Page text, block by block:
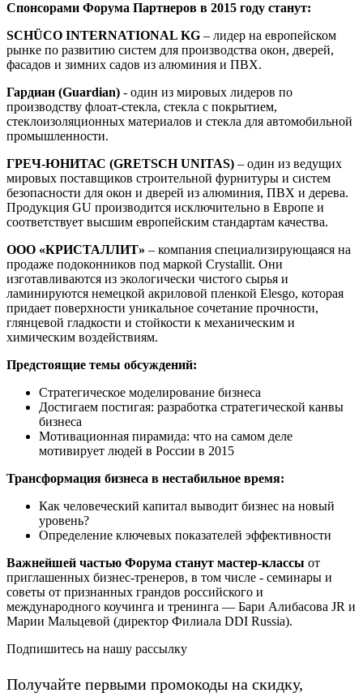
Спонсорами Форума Партнеров в 2015 году станут:
SCHÜCO INTERNATIONAL KG – лидер на европейском
рынке по развитию систем для производства окон, дверей,
фасадов и зимних садов из алюминия и ПВХ.
Гардиан (Guardian) - один из мировых лидеров по
производству флоат-стекла, стекла с покрытием,
стеклоизоляционных материалов и стекла для автомобильной
промышленности.
ГРЕЧ-ЮНИТАС (GRETSCH UNITAS) – один из ведущих
мировых поставщиков строительной фурнитуры и систем
безопасности для окон и дверей из алюминия, ПВХ и дерева.
Продукция GU производится исключительно в Европе и
соответствует высшим европейским стандартам качества.
ООО «КРИСТАЛЛИТ» – компания специализирующаяся на
продаже подоконников под маркой Crystallit. Они
изготавливаются из экологически чистого сырья и
ламинируются немецкой акриловой пленкой Elesgo, которая
придает поверхности уникальное сочетание прочности,
глянцевой гладкости и стойкости к механическим и
химическим воздействиям.
Предстоящие темы обсуждений:
Стратегическое моделирование бизнеса
Достигаем постигая: разработка стратегической канвы
бизнеса
Мотивационная пирамида: что на самом деле
мотивирует людей в России в 2015
Трансформация бизнеса в нестабильное время:
Как человеческий капитал выводит бизнес на новый
уровень?
Определение ключевых показателей эффективности
Важнейшей частью Форума станут мастер-классы от
приглашенных бизнес-тренеров, в том числе - семинары и
советы от признанных грандов российского и
международного коучинга и тренинга — Бари Алибасова JR и
Марии Мальцевой (директор Филиала DDI Russia).
Подпишитесь на нашу рассылку
Получайте первыми промокоды на скидку,